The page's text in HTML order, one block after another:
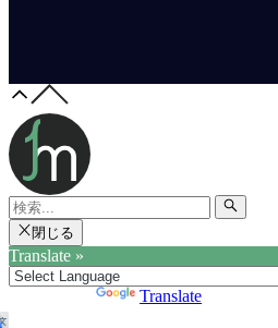
閉じる
Translate »
Translate